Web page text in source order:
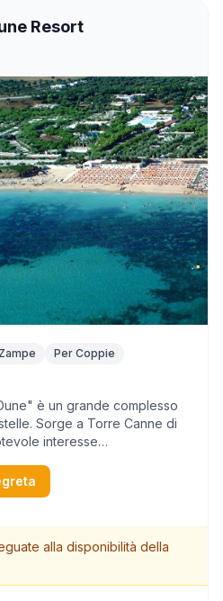
Resort
Per Coppie
è un grande complesso
Sorge a Torre Canne di
interesse
che lam...
alla disponibilità della